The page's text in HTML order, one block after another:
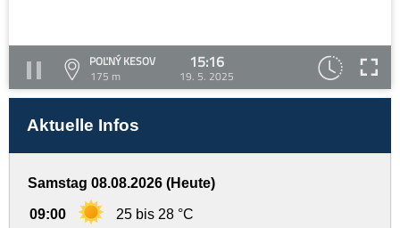
POĽNÝ KESOV
175 m
15:16
19. 5. 2025
Aktuelle Infos
Samstag 08.08.2026 (Heute)
09:00 25 bis 28 °C